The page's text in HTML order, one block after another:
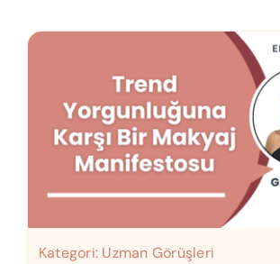
Kategori: Uzman Görüşleri